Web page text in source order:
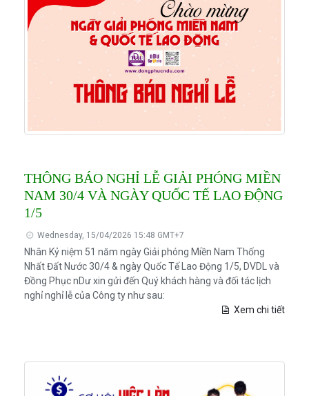
THÔNG BÁO NGHỈ LỄ GIẢI PHÓNG MIỀN
NAM 30/4 VÀ NGÀY QUỐC TẾ LAO ĐỘNG
1/5
Wednesday, 15/04/2026 15:48 GMT+7
Nhân Kỷ niệm 51 năm ngày Giải phóng Miền Nam Thống
Nhất Đất Nước 30/4 & ngày Quốc Tế Lao Động 1/5, DVDL và
Đồng Phục nDư xin gửi đến Quý khách hàng và đối tác lịch
nghỉ nghỉ lễ của Công ty như sau:
Xem chi tiết